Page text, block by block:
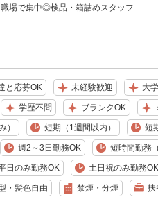
職場で集中◎検品・箱詰めスタッフ
と応募OK 未経験歓迎 大
学歴不問 ブランクOK
） 短期（1週間以内） 短
週2～3日勤務OK 短時間勤務
日のみ勤務OK 土日祝のみ勤務OK
・髪色自由 禁煙・分煙 扶